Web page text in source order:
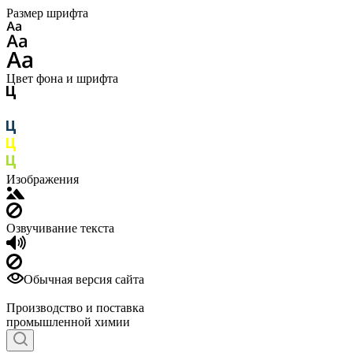
Размер шрифта
Цвет фона и шрифта
Изображения
Озвучивание текста
Обычная версия сайта
Производство и поставка
промышленной химии